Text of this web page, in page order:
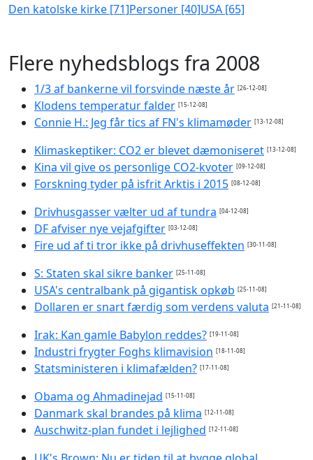
Den katolske kirke [71]Personer [40]USA [65]
Flere nyhedsblogs fra 2008
1/3 af bankerne vil forsvinde næste år [26-12-08]
Klodens temperatur falder [15-12-08]
Connie H.: Jeg får tics af FN's klimamøder [13-12-08]
Klimaskeptiker: CO2 er blevet dæmoniseret [13-12-08]
Kina vil give os personlige CO2-kvoter [09-12-08]
Forskning tyder på isfrit Arktis i 2015 [08-12-08]
Drivhusgasser vælter ud af tundra [04-12-08]
DF afviser nye vejafgifter [03-12-08]
Fire ud af ti tror ikke på drivhuseffekten [30-11-08]
S: Staten skal sikre banker [25-11-08]
USA's centralbank på gigantisk opkøb [25-11-08]
Dollaren er snart færdig som verdens valuta [21-11-08]
Irak: Kan gamle Babylon reddes? [19-11-08]
Industri frygter Foghs klimavision [18-11-08]
Statsministeren i klimafælden? [17-11-08]
Obama og Ahmadinejad [15-11-08]
Danmark skal brandes på klima [12-11-08]
Auschwitz-plan fundet i lejlighed [12-11-08]